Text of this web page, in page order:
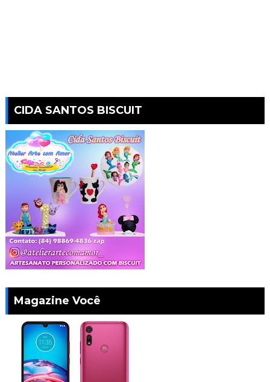
CIDA SANTOS BISCUIT
Magazine Você